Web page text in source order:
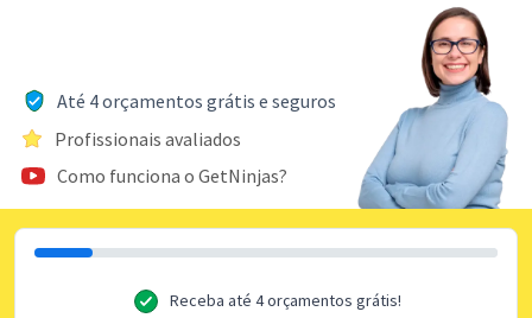
Até 4 orçamentos grátis e seguros
Profissionais avaliados
Como funciona o GetNinjas?
Receba até 4 orçamentos grátis!